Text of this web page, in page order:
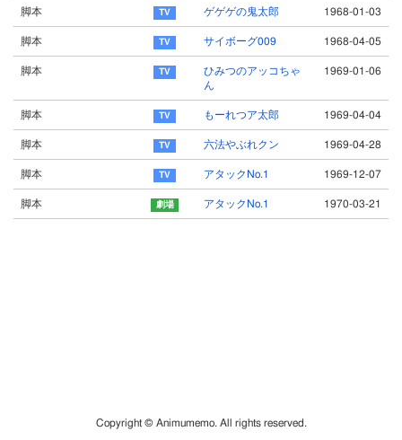
脚本 ゲゲゲの鬼太郎 1968-01-03
脚本 サイボーグ009 1968-04-05
脚本
ひみつのアッコちゃ
ん
1969-01-06
脚本 もーれつア太郎 1969-04-04
脚本 六法やぶれクン 1969-04-28
脚本 アタックNo.1 1969-12-07
脚本 アタックNo.1 1970-03-21
Copyright © Animumemo. All rights reserved.